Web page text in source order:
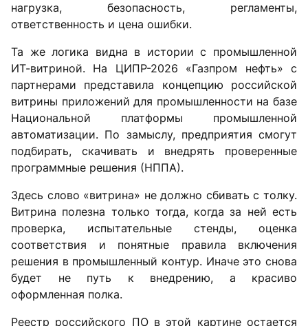
нагрузка, безопасность, регламенты,
ответственность и цена ошибки.
Та же логика видна в истории с промышленной
ИТ-витриной. На ЦИПР-2026 «Газпром нефть» с
партнерами представила концепцию российской
витрины приложений для промышленности на базе
Национальной платформы промышленной
автоматизации. По замыслу, предприятия смогут
подбирать, скачивать и внедрять проверенные
программные решения (НППА).
Здесь слово «витрина» не должно сбивать с толку.
Витрина полезна только тогда, когда за ней есть
проверка, испытательные стенды, оценка
соответствия и понятные правила включения
решения в промышленный контур. Иначе это снова
будет не путь к внедрению, а красиво
оформленная полка.
Реестр российского ПО в этой картине остается